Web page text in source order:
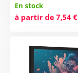
En stock
à partir de 7,54 €